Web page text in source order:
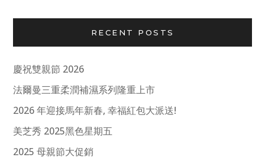
RECENT POSTS
慶祝雙親節 2026
法爾曼三重柔潤補濕系列隆重上市
2026 年迎接馬年新春, 幸福紅包大派送!
美芝秀 2025黑色星期五
2025 母親節大促銷